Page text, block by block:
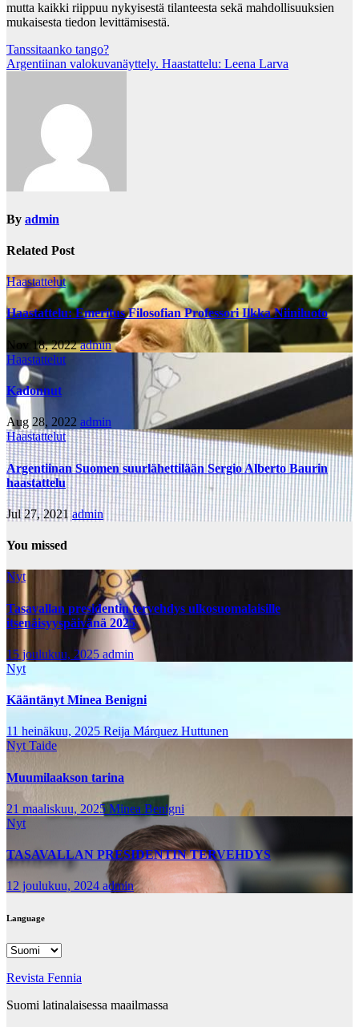
mutta kaikki riippuu nykyisestä tilanteesta sekä mahdollisuuksien
mukaisesta tiedon levittämisestä.
Artikkelien
selaus
Tanssitaanko tango?
Argentiinan valokuvanäyttely. Haastattelu: Leena Larva
By admin
Related Post
Haastattelut
Haastattelu: Emeritus Filosofian Professori Ilkka Niiniluoto
Nov 18, 2022admin
Haastattelut
Kadonnut
Aug 28, 2022 admin
Haastattelut
Argentiinan Suomen suurlähettilään Sergio Alberto Baurin
haastattelu
Jul 27, 2021admin
You missed
Nyt
Tasavallan presidentin tervehdys ulkosuomalaisille
itsenäisyyspäivänä 2025
15 joulukuu, 2025 admin
Nyt
Kääntänyt Minea Benigni
11 heinäkuu, 2025 Reija Márquez Huttunen
Nyt Taide
Muumilaakson tarina
21 maaliskuu, 2025 Minea Benigni
Nyt
TASAVALLAN PRESIDENTIN TERVEHDYS
12 joulukuu, 2024 admin
Language
Language
Revista Fennia
Suomi latinalaisessa maailmassa